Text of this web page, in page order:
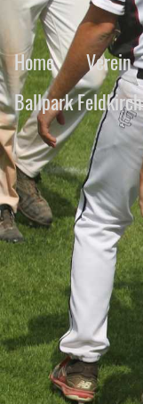
Home Verein
Ballpark Feldkirch